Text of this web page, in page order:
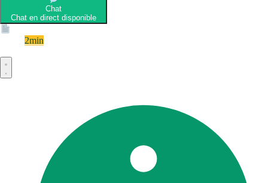
Chat
Chat en direct disponible
2min